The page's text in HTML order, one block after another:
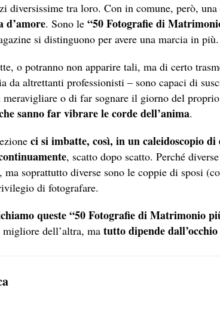
diversissime tra loro. Con in comune, però, una
d’amore. Sono le “50 Fotografie di
si distinguono per avere una marcia in più.
o potranno non apparire tali, ma di certo
da altrettanti professionisti – sono capaci di
meravigliare o di far sognare il giorno del
sanno far vibrare le corde dell’anima.
ci si imbatte, così, in un caleidoscopio
, scatto dopo scatto. Perché
soprattutto diverse sono le coppie di sposi
di fotografare.
queste “50 Fotografie di Matrimonio
migliore dell’altra, ma tutto dipende